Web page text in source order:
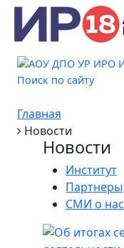
Поиск по сайту
Главная
Новости
Новости
Институт
Партнеры
СМИ о нас